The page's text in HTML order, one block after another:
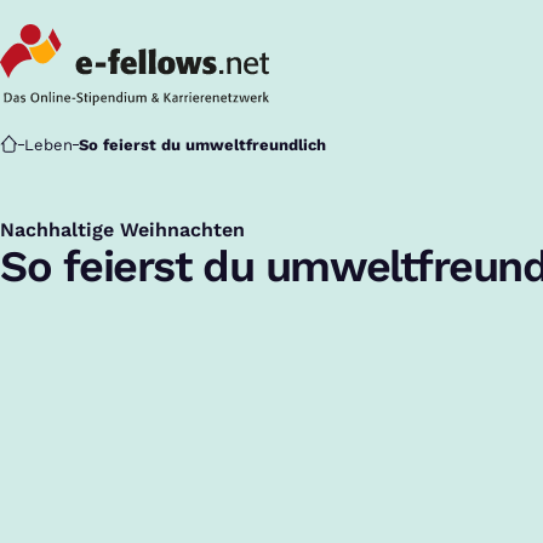
Startseite
Leben So feierst du umweltfreundlich
Nachhaltige Weihnachten
:
So feierst du